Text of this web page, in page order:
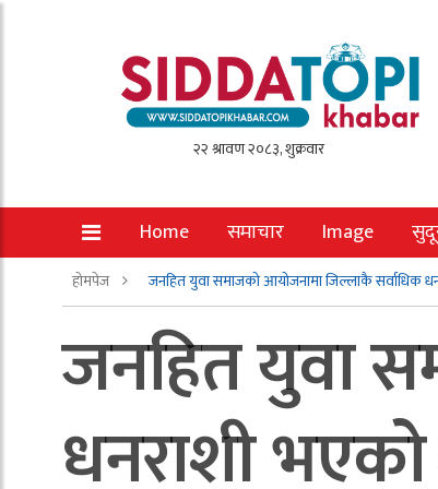
Home समाचार Image
होमपेज जनहित युवा समाजको आयोजनामा जिल्लाकै सर्वाधिक
जनहित युवा
धनराशी भएको